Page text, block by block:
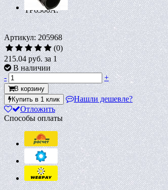
TP6300А.
Артикул: 205968
(0)
215.04 руб.за 1
В наличии
-
+
В корзину
Купить в 1 клик
Нашли дешевле?
Отложить
Способы оплаты